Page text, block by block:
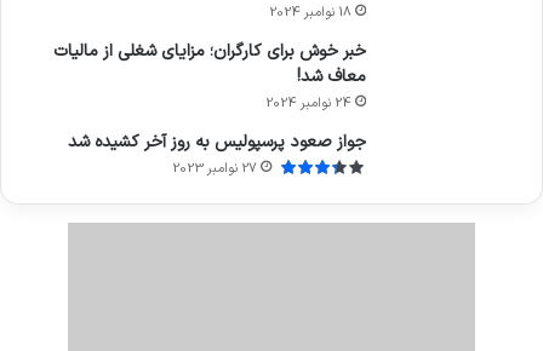
18 نوامبر 2024
خبر خوش برای کارگران؛ مزایای شغلی از مالیات
معاف شد!
24 نوامبر 2024
جواز صعود پرسپولیس به روز آخر کشیده شد
27 نوامبر 2023